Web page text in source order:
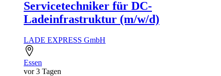
Servicetechniker für DC-
Ladeinfrastruktur (m/w/d)
LADE EXPRESS GmbH
Essen
vor 3 Tagen